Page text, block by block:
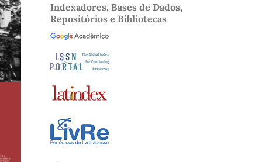
Indexadores, Bases de Dados,
Repositórios e Bibliotecas